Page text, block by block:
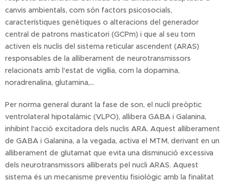
canvis ambientals, com són factors psicosocials,
característiques genètiques o alteracions del generador
central de patrons masticatori (GCPm) i que al seu torn
activen els nuclis del sistema reticular ascendent (ARAS)
responsables de la alliberament de neurotransmissors
relacionats amb l'estat de vigília, com la dopamina,
noradrenalina, glutamina,...
Per norma general durant la fase de son, el nucli preòptic
ventrolateral hipotalàmic (VLPO), allibera GABA i Galanina,
inhibint l'acció excitadora dels nuclis ARA. Aquest alliberament
de GABA i Galanina, a la vegada, activa el MTM, derivant en un
alliberament de glutamat que evita una disminució excessiva
dels neurotransmissors alliberats pel nucli ARAS. Aquest
sistema és un mecanisme preventiu fisiològic amb la finalitat